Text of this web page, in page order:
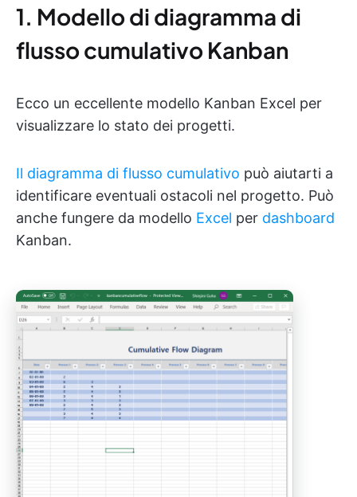
1. Modello di diagramma di
flusso cumulativo Kanban
Ecco un eccellente modello Kanban Excel per
visualizzare lo stato dei progetti.
Il diagramma di flusso cumulativo può aiutarti a
identificare eventuali ostacoli nel progetto. Può
anche fungere da modello Excel per dashboard
Kanban.